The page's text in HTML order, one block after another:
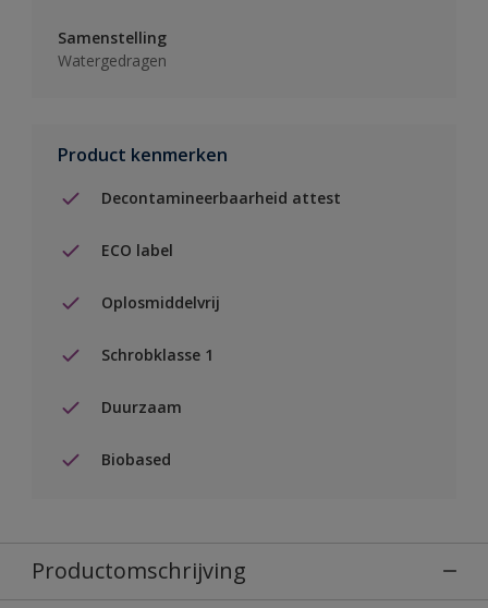
Samenstelling
Watergedragen
Product kenmerken
Decontamineerbaarheid attest
ECO label
Oplosmiddelvrij
Schrobklasse 1
Duurzaam
Biobased
Productomschrijving